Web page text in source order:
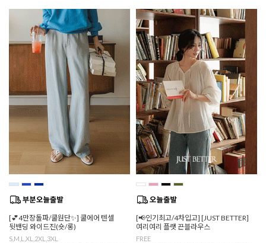
[💕4만장돌파/쿨원단✨] 쿨에어 텐셀
뒷밴딩 와이드진(숏/롱)
S,M,L,XL,2XL,3XL
[📢인기최고/4차입고] [JUST BETTER]
여리여리 플랫 끈블라우스
FREE